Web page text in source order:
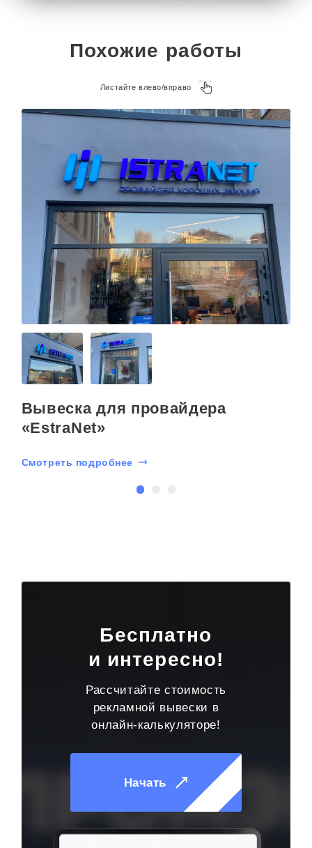
Похожие работы
Листайте влево/вправо
Вывеска для провайдера
«EstraNet»
Смотреть подробнее
Бесплатно
и интересно!
Рассчитайте стоимость
рекламной вывески в
онлайн-калькуляторе!
Начать